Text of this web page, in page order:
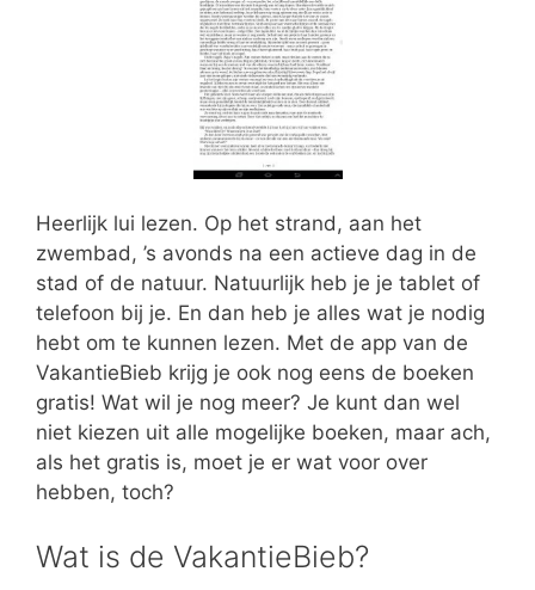
Heerlijk lui lezen. Op het strand, aan het
zwembad, ’s avonds na een actieve dag in de
stad of de natuur. Natuurlijk heb je je tablet of
telefoon bij je. En dan heb je alles wat je nodig
hebt om te kunnen lezen. Met de app van de
VakantieBieb krijg je ook nog eens de boeken
gratis! Wat wil je nog meer? Je kunt dan wel
niet kiezen uit alle mogelijke boeken, maar ach,
als het gratis is, moet je er wat voor over
hebben, toch?
Wat is de VakantieBieb?